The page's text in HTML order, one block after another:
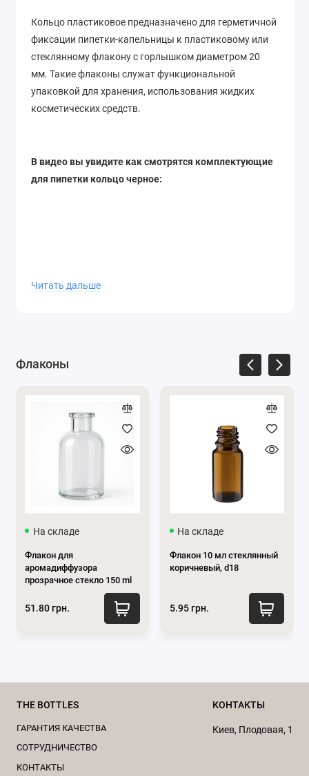
Кольцо пластиковое предназначено для герметичной
фиксации пипетки-капельницы к пластиковому или
стеклянному флакону с горлышком диаметром 20
мм. Такие флаконы служат функциональной
упаковкой для хранения, использования жидких
косметических средств.
В видео вы увидите как смотрятся комплектующие
для пипетки кольцо черное:
Характеристики пластиковой крышки для
флакона с пипеткой:
Рифлёная поверхность:
На изображении видна
рифленая текстура по бокам, что делает ее
удобной для открывания и закрывания. Такая
поверхность предотвращает скольжение
Читать дальше
Флаконы
На складе
Флакон для
аромадиффузора
прозрачное стекло 150 ml
51.80 грн.
На складе
Флакон 10 мл стеклянный
коричневый, d18
5.95 грн.
THE BOTTLES
ГАРАНТИЯ КАЧЕСТВА
CОТРУДНИЧЕСТВО
КОНТАКТЫ
КОНТАКТЫ
Киев, Плодовая, 1